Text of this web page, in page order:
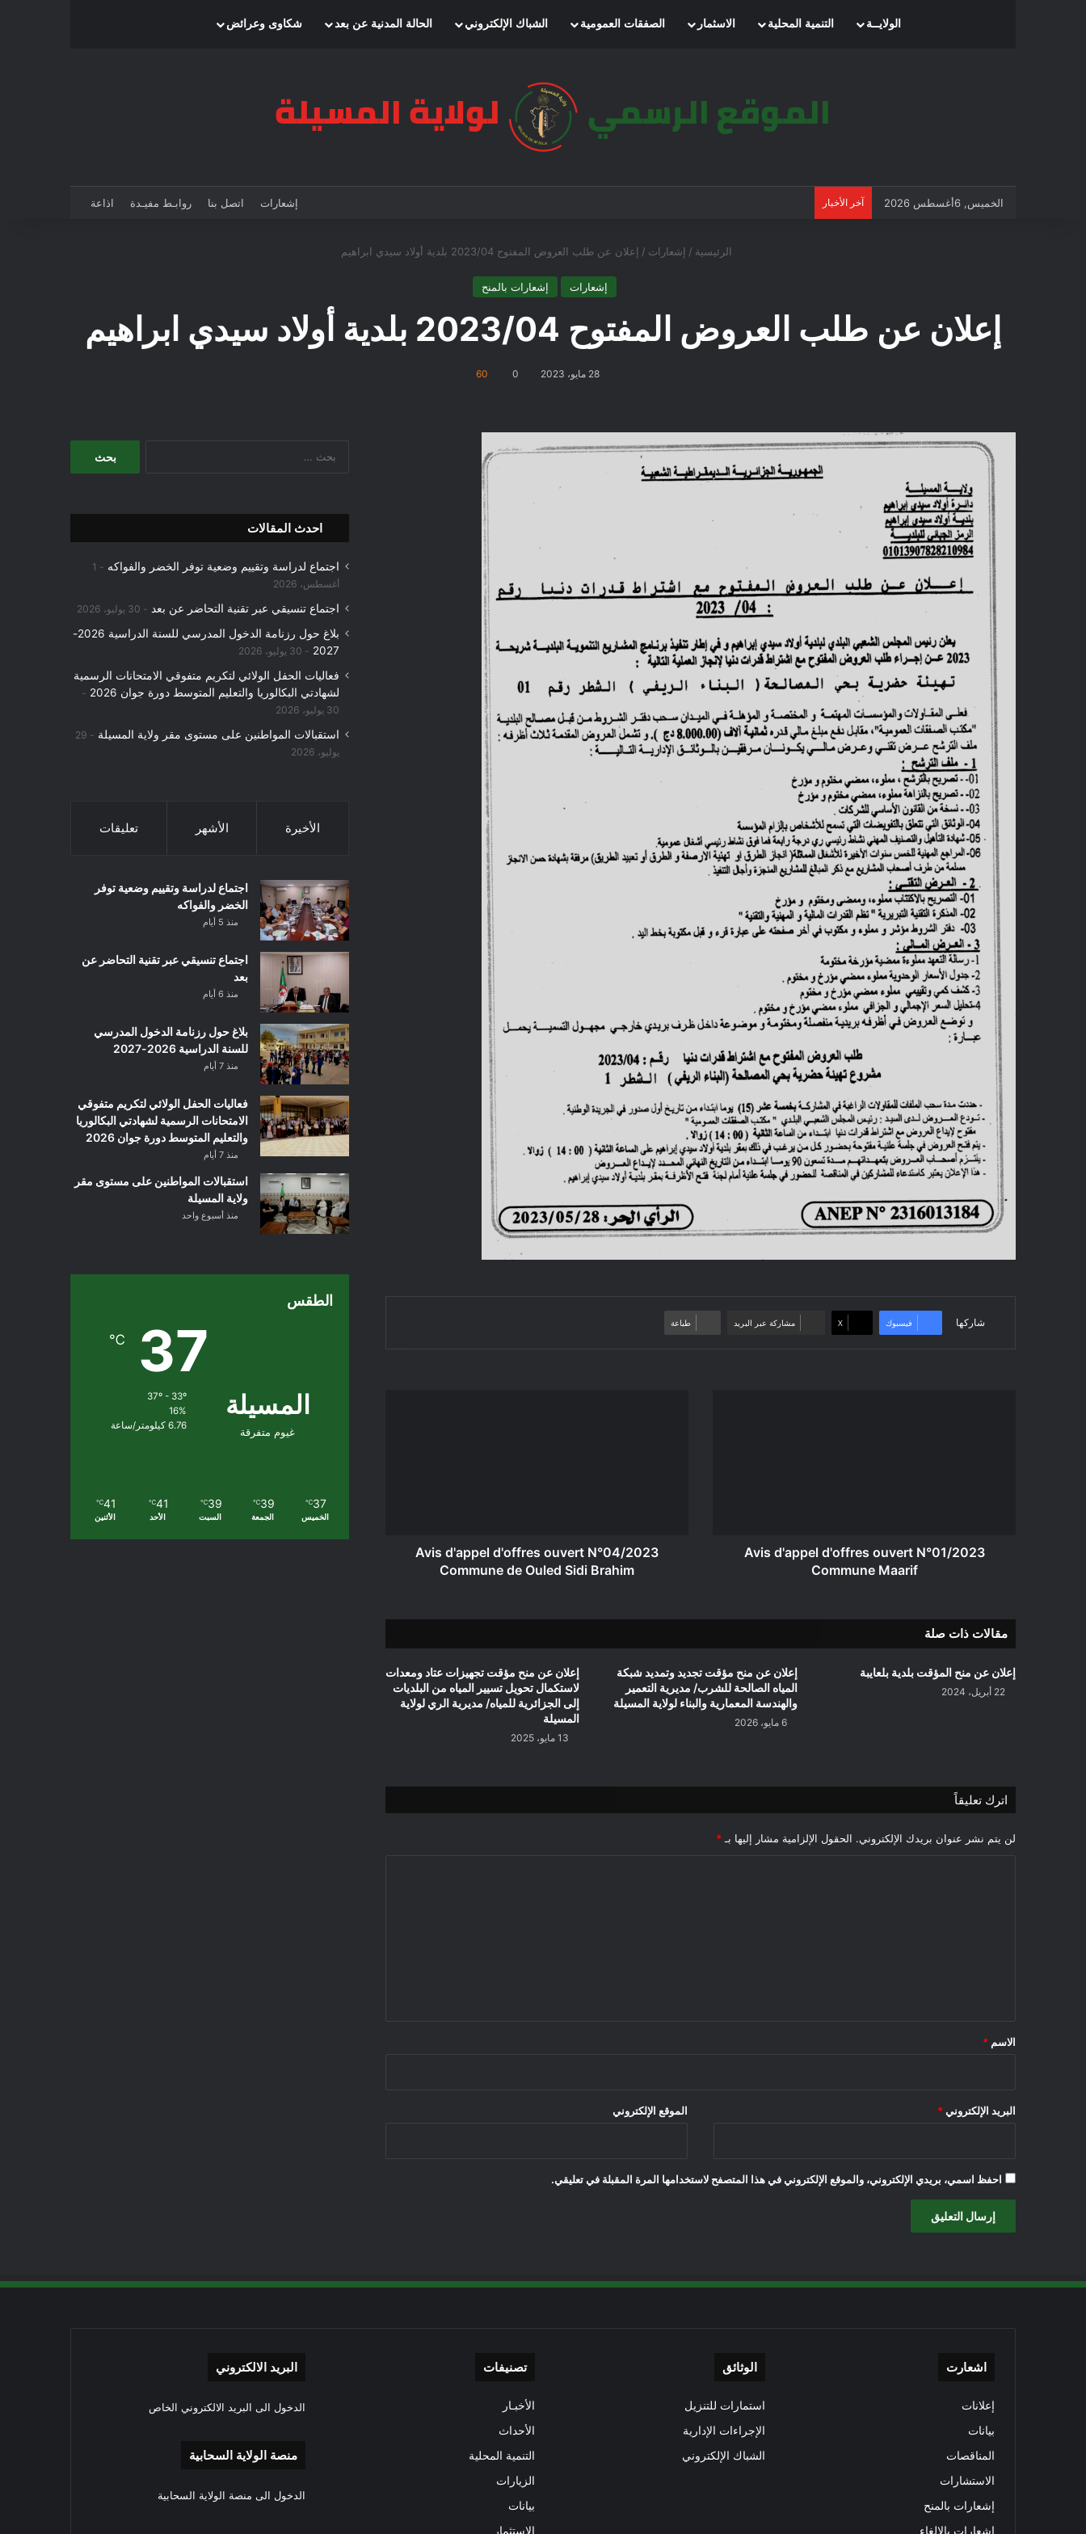
الرئيسيةالولايــة التنمية المحلية الاسثمار الصفقات العمومية الشباك الإلكتروني الحالة المدنية عن بعد شكاوى وعرائض
الخميس, 6أغسطس 2026 آخر الأخبار إشعارات اتصل بنا روابـط مفيـدة اذاعة
الرئيسية / إشعارات / إعلان عن طلب العروض المفتوح 2023/04 بلدية أولاد سيدي ابراهيم
إشعارات إشعارات بالمنح
إعلان عن طلب العروض المفتوح 2023/04 بلدية أولاد سيدي ابراهيم
28 مايو، 2023 0
60
شاركها فيسبوك ‫X مشاركة عبر البريد طباعة
Avis d'appel d'offres ouvert N°01/2023
Commune Maarif
Brahim
Avis d'appel d'offres ouvert N°04/2023
Commune de Ouled Sidi Brahim
مقالات ذات صلة
إعلان عن منح المؤقت بلدية بلعايبة
22 أبريل، 2024
إعلان عن منح مؤقت تجديد وتمديد شبكة
المياه الصالحة للشرب/ مديرية التعمير
والهندسة المعمارية والبناء لولاية المسيلة
6 مايو، 2026
إعلان عن منح مؤقت تجهيزات عتاد ومعدات
لاستكمال تحويل تسيير المياه من البلديات
إلى الجزائرية للمياه/ مديرية الري لولاية
المسيلة
13 مايو، 2025
اترك تعليقاً
لن يتم نشر عنوان بريدك الإلكتروني. الحقول الإلزامية مشار إليها بـ *
*
الاسم *
البريد الإلكتروني * الموقع الإلكتروني
احفظ اسمي، بريدي الإلكتروني، والموقع الإلكتروني في هذا المتصفح لاستخدامها المرة المقبلة في تعليقي.
احدث المقالات
اجتماع لدراسة وتقييم وضعية توفر الخضر والفواكه
1
أغسطس، 2026
اجتماع تنسيقي عبر تقنية التحاضر عن بعد 30 يوليو، 2026
بلاغ حول رزنامة الدخول المدرسي للسنة الدراسية 2026-
2027
30 يوليو، 2026
فعاليات الحفل الولائي لتكريم متفوقي الامتحانات الرسمية
لشهادتي البكالوريا والتعليم المتوسط دورة جوان 2026
30 يوليو، 2026
استقبالات المواطنين على مستوى مقر ولاية المسيلة
29
يوليو، 2026
الأخيرة الأشهر تعليقات
اجتماع لدراسة وتقييم وضعية توفر
الخضر والفواكه
منذ 5 أيام
اجتماع تنسيقي عبر تقنية التحاضر عن
بعد
منذ 6 أيام
بلاغ حول رزنامة الدخول المدرسي
للسنة الدراسية 2026-2027
منذ 7 أيام
فعاليات الحفل الولائي لتكريم متفوقي
الامتحانات الرسمية لشهادتي البكالوريا
والتعليم المتوسط دورة جوان 2026
منذ 7 أيام
استقبالات المواطنين على مستوى مقر
ولاية المسيلة
منذ أسبوع واحد
الطقس
المسيلة
غيوم متفرقة
37
℃
37º - 33º
16%
6.76 كيلومتر/ساعة
37
℃
الخميس
39
℃
الجمعة
39
℃
السبت
41
℃
الأحد
41
℃
الأثنين
اشعارت
إعلانات
بيانات
المناقصات
الاستشارات
إشعارات بالمنح
إشعارات بالإلغاء
الوثائق
استمارات للتنزيل
الإجراءات الإدارية
الشباك الإلكتروني
تصنيفات
الأخبـار
الأحداث
التنمية المحلية
الزيارات
بيانات
الاستثمار
البريد الالكتروني
الدخول الى البريد الالكتروني الخاص
منصة الولاية السحابية
الدخول الى منصة الولاية السحابية